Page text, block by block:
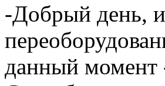
-Добрый день,
данный момент